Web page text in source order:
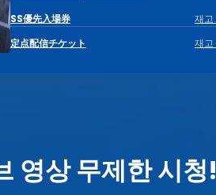
SS優先入場券 재고
定点配信チケット
재고
영상 무제한 시청!